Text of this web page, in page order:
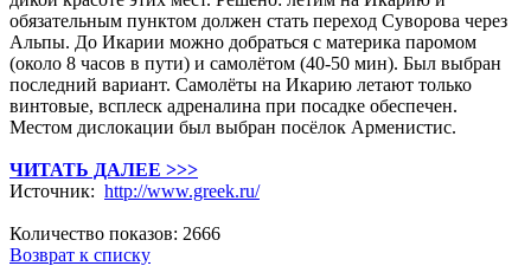
обязательным пунктом должен стать переход Суворова через
Альпы. До Икарии можно добраться с материка паромом
(около 8 часов в пути) и самолётом (40-50 мин). Был выбран
последний вариант. Самолёты на Икарию летают только
винтовые, всплеск адреналина при посадке обеспечен.
Местом дислокации был выбран посёлок Арменистис.
ЧИТАТЬ ДАЛЕЕ >>>
Источник: http://www.greek.ru/
Количество показов: 2666
Возврат к списку